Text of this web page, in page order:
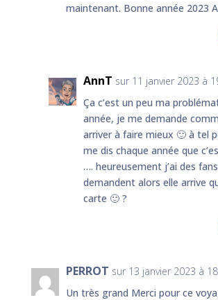
maintenant. Bonne année 2023
AnnT sur 11 janvier 2023 à
Ça c’est un peu ma
année, je me demande
arriver à faire mieux 🙂 à tel
me dis chaque année que
…. heureusement j’ai des
demandent alors elle arrive
carte 🙂 ?
PERROT sur 13 janvier 2023 à
Un très grand Merci pour ce